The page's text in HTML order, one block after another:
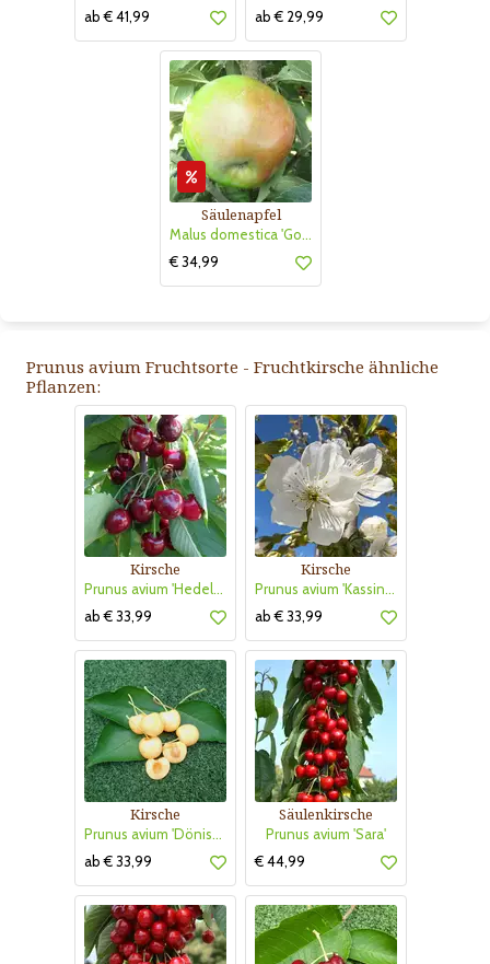
ab € 41,99
ab € 29,99
Säulenapfel
Malus domestica 'Golden Gate'
€ 34,99
Prunus avium Fruchtsorte - Fruchtkirsche ähnliche
Pflanzen:
Kirsche
Prunus avium 'Hedelfinger Riesenkirsche'
ab € 33,99
Kirsche
Prunus avium 'Kassins Frühe Herzkirsche'
ab € 33,99
Kirsche
Prunus avium 'Dönissens Gelbe Knorpelkirsche'
ab € 33,99
Säulenkirsche
Prunus avium 'Sara'
€ 44,99